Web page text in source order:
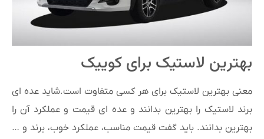
بهترین لاستیک برای کوییک
معنی بهترین لاستیک برای هر کسی متفاوت است.شاید عده ای
برند لاستیک را بهترین بدانند و عده ای قیمت و عملکرد آن را
بهترین بدانند. باید گفت قیمت مناسب، عملکرد خوب، برند و …